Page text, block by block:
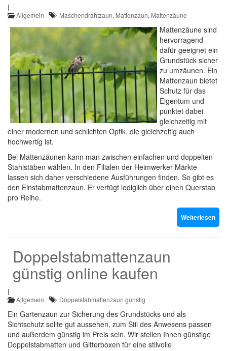
|
Allgemein
Maschendrahtzaun, Mattenzaun, Mattenzäune
Mattenzäune sind
hervorragend
dafür geeignet ein
Grundstück sicher
zu umzäunen. Ein
Mattenzaun bietet
Schutz für das
Eigentum und
punktet dabei
gleichzeitig mit
einer modernen und schlichten Optik, die gleichzeitig auch
hochwertig ist.
Bei Mattenzäunen kann man zwischen einfachen und doppelten
Stahlstäben wählen. In den Filialen der Heimwerker Märkte
lassen sich daher verschiedene Ausführungen finden. So gibt es
den Einstabmattenzaun. Er verfügt lediglich über einen Querstab
pro Reihe.
Weiterlesen
Doppelstabmattenzaun
günstig online kaufen
|
Allgemein
Doppelstabmattenzaun günstig
Ein Gartenzaun zur Sicherung des Grundstücks und als
Sichtschutz sollte gut aussehen, zum Stil des Anwesens passen
und außerdem günstig im Preis sein. Wir stellen Ihnen günstige
Doppelstabmatten und Gitterboxen für eine stilvolle